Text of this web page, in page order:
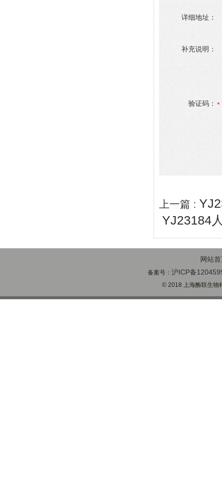
详细地址：
补充说明：
验证码：
上一篇 :
YJ23184
网站
备案号：沪ICP备
© 2018 上海酶联生物